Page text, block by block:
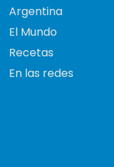
Argentina
El Mundo
Recetas
En las redes